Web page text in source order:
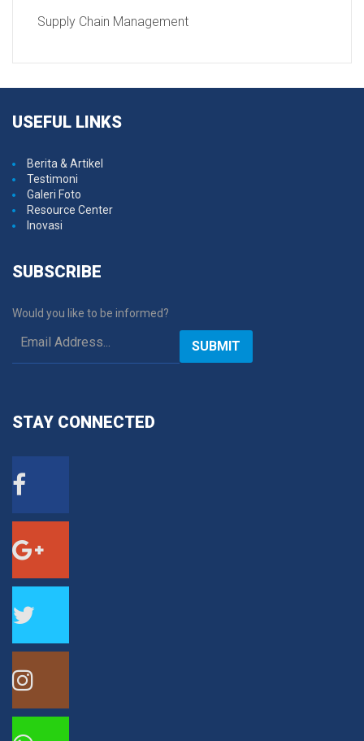
Supply Chain Management
USEFUL LINKS
Berita & Artikel
Testimoni
Galeri Foto
Resource Center
Inovasi
SUBSCRIBE
Would you like to be informed?
SUBMIT
STAY CONNECTED